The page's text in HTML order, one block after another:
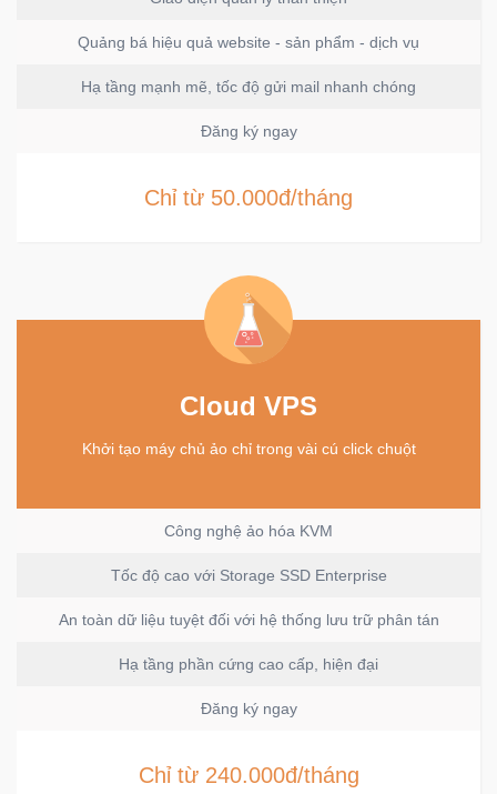
Quảng bá hiệu quả website - sản phẩm - dịch vụ
Hạ tầng mạnh mẽ, tốc độ gửi mail nhanh chóng
Đăng ký ngay
Chỉ từ 50.000đ/tháng
Cloud VPS
Khởi tạo máy chủ ảo chỉ trong vài cú click chuột
Công nghệ ảo hóa KVM
Tốc độ cao với Storage SSD Enterprise
An toàn dữ liệu tuyệt đối với hệ thống lưu trữ phân tán
Hạ tầng phần cứng cao cấp, hiện đại
Đăng ký ngay
Chỉ từ 240.000đ/tháng